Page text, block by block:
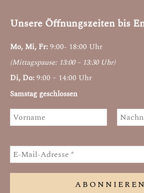
Unsere Öffnungszeiten bis
Mo, Mi, Fr:9:00- 18:00 Uhr
(Mittagspause: 13:00 – 13:30 Uhr)
Di, Do:9:00 – 14:00 Uhr
Samstag geschlossen